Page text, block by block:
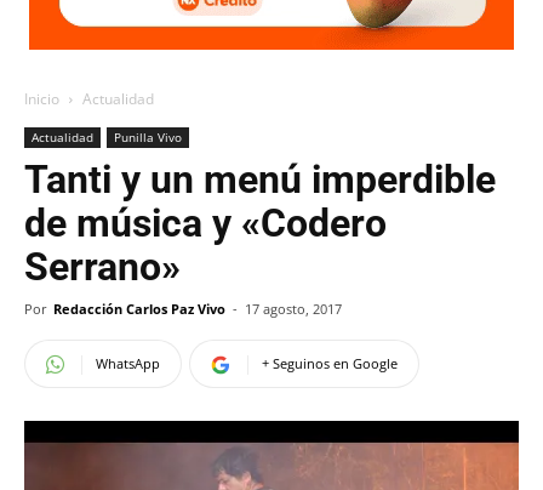
Inicio Actualidad
Actualidad Punilla Vivo
Tanti y un menú imperdible
de música y «Codero
Serrano»
Por Redacción Carlos Paz Vivo - 17 agosto, 2017
WhatsApp + Seguinos en Google